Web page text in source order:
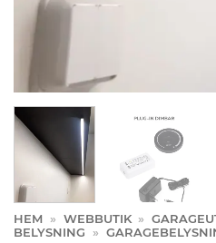
HEM » WEBBUTIK »
BELYSNING
»